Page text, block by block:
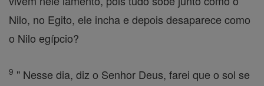
Nilo, no Egito, ele incha e depois desaparece como
o Nilo egípcio?
9 " Nesse dia, diz o Senhor Deus, farei que o sol se